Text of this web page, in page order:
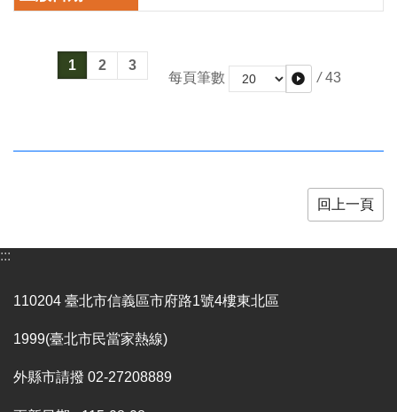
站
宣
相
連
1 2
3
每頁筆數
/ 43
回上一頁
:::
110204 臺北市信義區市府路1號4樓東北區
1999(臺北市民當家熱線)
外縣市請撥 02-27208889